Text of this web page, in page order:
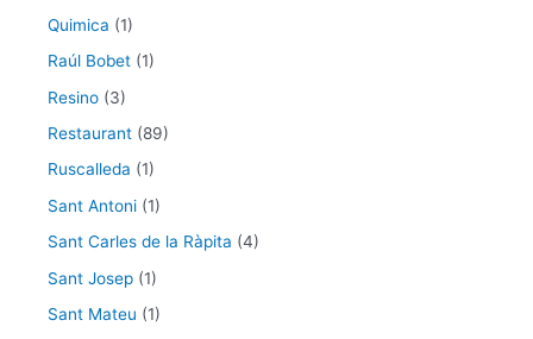
Quimica (1)
Raúl Bobet (1)
Resino (3)
Restaurant (89)
Ruscalleda (1)
Sant Antoni (1)
Sant Carles de la Ràpita (4)
Sant Josep (1)
Sant Mateu (1)